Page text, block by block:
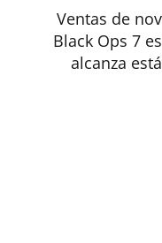
Ventas de
Black Ops 7
alcanza